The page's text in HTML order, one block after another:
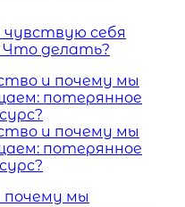
чувствую себя
Что делать?
почему мы